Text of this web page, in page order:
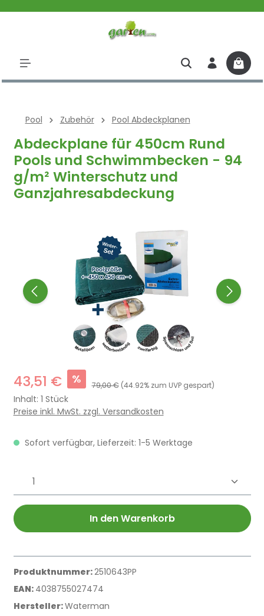
Pool Zubehör Pool Abdeckplanen
Abdeckplane für 450cm Rund
Pools und Schwimmbecken - 94
g/m² Winterschutz und
Ganzjahresabdeckung
43,51 € % 79,00 € (44.92% zum UVP gespart)
Inhalt: 1 Stück
Preise inkl. MwSt. zzgl. Versandkosten
Sofort verfügbar, Lieferzeit: 1-5 Werktage
Produkt Anzahl: Gib den
In den Warenkorb
Produktnummer:2510643PP
EAN: 4038755027474
Hersteller:Waterman